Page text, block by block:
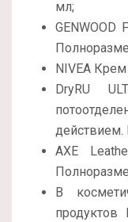
мл;
NIVEA
DryRU
действием.
AXE
В
продуктов